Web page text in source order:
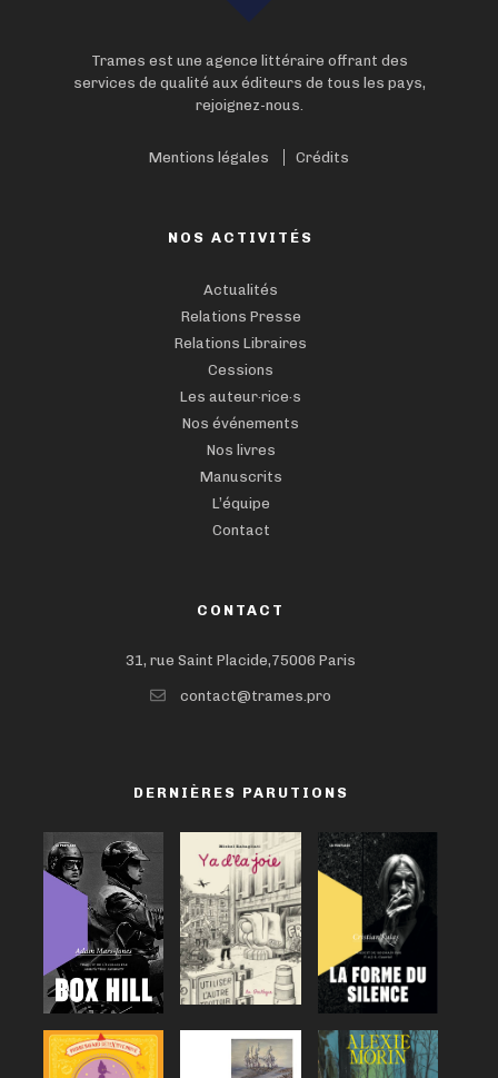
Trames est une agence littéraire offrant des
services de qualité aux éditeurs de tous les pays,
rejoignez-nous.
Mentions légales Crédits
NOS ACTIVITÉS
Actualités
Relations Presse
Relations Libraires
Cessions
Les auteur·rice·s
Nos événements
Nos livres
Manuscrits
L’équipe
Contact
CONTACT
31, rue Saint Placide,75006 Paris
contact@trames.pro
DERNIÈRES PARUTIONS